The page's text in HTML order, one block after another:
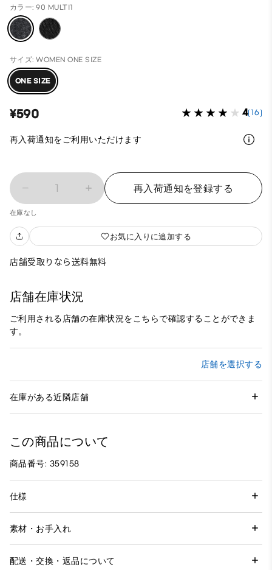
カラー: 90 MULTI1
サイズ: WOMEN ONE SIZE
ONE SIZE
¥590 4(16)
再入荷通知をご利用いただけます
1 再入荷通知を登録する
在庫なし
お気に入りに追加する
店舗受取りなら送料無料
店舗在庫状況
ご利用される店舗の在庫状況をこちらで確認することができま
す。
店舗を選択する
在庫がある近隣店舗
この商品について
商品番号: 359158
仕様
素材・お手入れ
配送・交換・返品について